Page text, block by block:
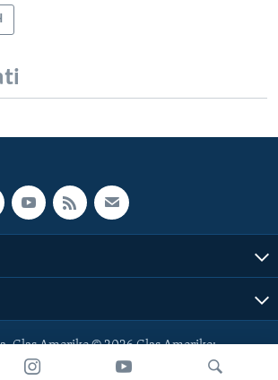
Glas Amerike © 2026 Glas Amerike: